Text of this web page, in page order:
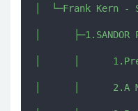
│  └─Frank Kern -
│      ├─1.SANDOR
│      │
│      │      2.A